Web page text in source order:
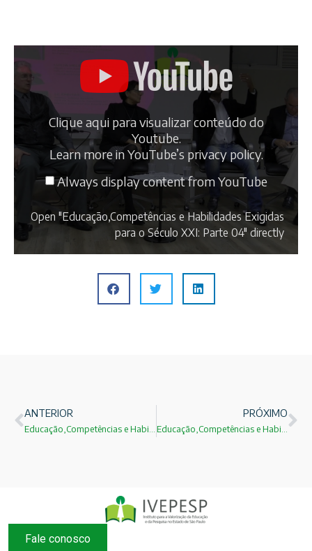
Clique aqui para visualizar conteúdo do
Youtube.
Learn more inYouTube’s privacy policy.
Always display content from YouTube
Open "Educação,Competências e Habilidades Exigidas
para o Século XXI: Parte 04" directly
ANTERIOR PRÓXIMO
Fale conosco